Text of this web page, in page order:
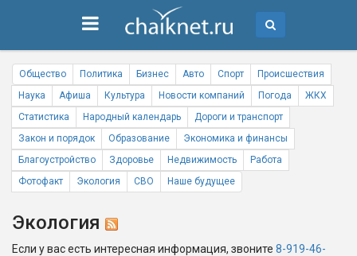
Общество Политика Бизнес Авто Спорт
Происшествия
Наука
Афиша Культура Новости компаний Погода
ЖКХ
Статистика
Народный календарь
Дороги и транспорт
Закон и порядок
Образование
Экономика и финансы
Благоустройство
Здоровье Недвижимость
Работа
Фотофакт
Экология СВО Наше будущее
Экология
Если у вас есть интересная информация, звоните 8-919-46-